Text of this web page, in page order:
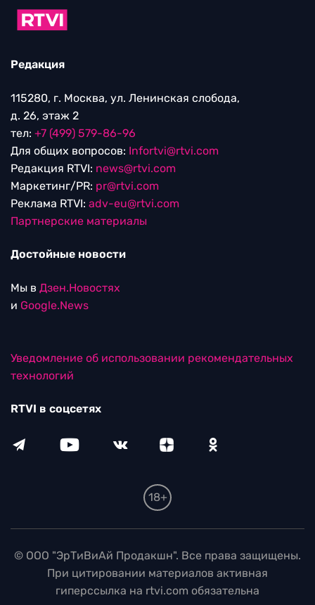
Редакция
115280, г. Москва, ул. Ленинская слобода,
д. 26, этаж 2
тел: +7 (499) 579-86-96
Для общих вопросов: Infortvi@rtvi.com
Редакция RTVI: news@rtvi.com
Маркетинг/PR: pr@rtvi.com
Реклама RTVI: adv-eu@rtvi.com
Партнерские материалы
Достойные новости
Мы в Дзен.Новостях
и Google.News
Уведомление об использовании рекомендательных
технологий
RTVI в соцсетях
18+
© ООО "ЭрТиВиАй Продакшн". Все права защищены.
При цитировании материалов активная
гиперссылка на rtvi.com обязательна